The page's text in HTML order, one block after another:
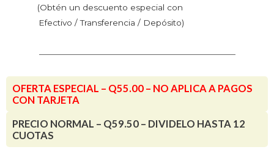
Pos.
150)
(Obtén un descuento especial con
Efectivo / Transferencia / Depósito)
OFERTA ESPECIAL – Q55.00 – NO APLICA A PAGOS
CON TARJETA
PRECIO NORMAL – Q59.50 – DIVIDELO HASTA 12
CUOTAS